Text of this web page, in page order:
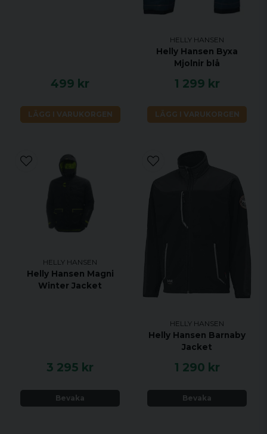
499 kr
LÄGG I VARUKORGEN
HELLY HANSEN
Helly Hansen Byxa
Mjolnir blå
1 299 kr
LÄGG I VARUKORGEN
HELLY HANSEN
Helly Hansen Magni
Winter Jacket
3 295 kr
Bevaka
HELLY HANSEN
Helly Hansen Barnaby
Jacket
1 290 kr
Bevaka